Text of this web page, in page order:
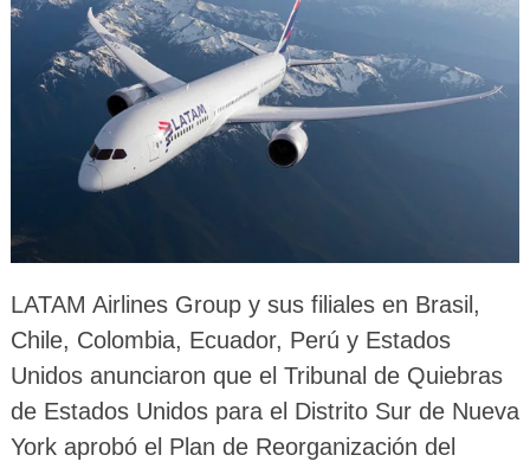
LATAM Airlines Group y sus filiales en Brasil,
Chile, Colombia, Ecuador, Perú y Estados
Unidos anunciaron que el Tribunal de Quiebras
de Estados Unidos para el Distrito Sur de Nueva
York aprobó el Plan de Reorganización del